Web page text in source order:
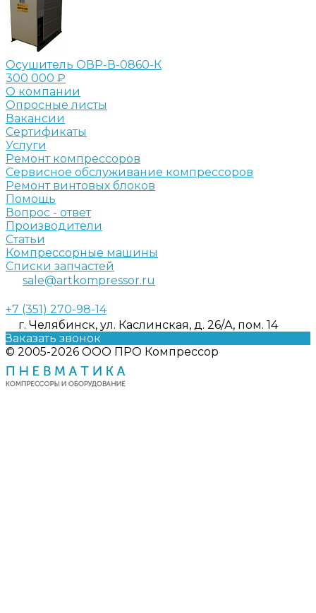
Осушитель ОВР-В-0860-К
300 000 ₽
О компании
Опросные листы
Вакансии
Сертификаты
Услуги
Ремонт компрессоров
Сервисное обслуживание компрессоров
Ремонт винтовых блоков
Помощь
Вопрос - ответ
Производители
Статьи
Компрессорные машины
Списки запчастей
sale@artkompressor.ru
+7 (351) 270-98-14
г. Челябинск, ул. Каслинская, д. 26/А, пом. 14
Заказать звонок
© 2005-2026 ООО ПРО Компрессор